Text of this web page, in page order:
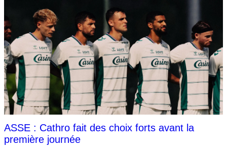
ASSE : Cathro fait des choix forts avant la
première journée